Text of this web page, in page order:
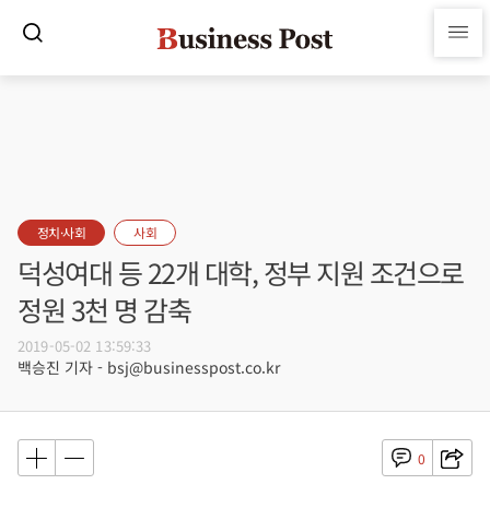
정치·사회 사회
덕성여대 등 22개 대학, 정부 지원 조건으로
정원 3천 명 감축
2019-05-02 13:59:33
백승진 기자 - bsj@businesspost.co.kr
0